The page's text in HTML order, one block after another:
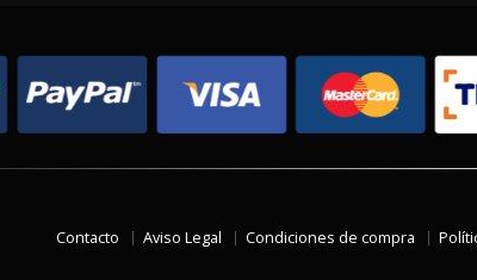
Contacto Aviso Legal Condiciones de compra